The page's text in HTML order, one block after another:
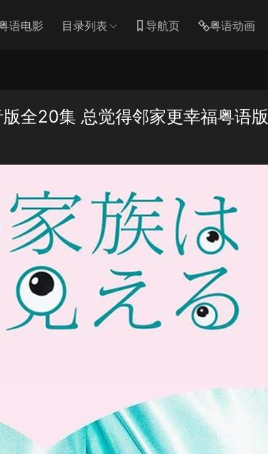
语电影 目录列表 导航页 粤语动画
全20集 总觉得邻家更幸福粤语版